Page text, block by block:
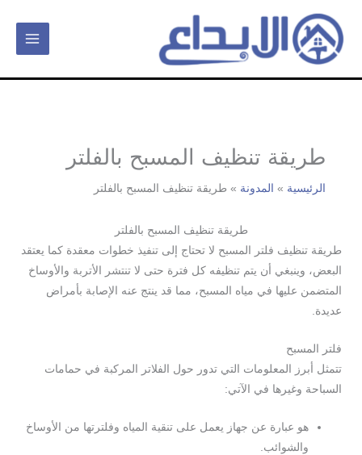
المحتوى
طريقة تنظيف المسبح بالفلتر
الرئيسية المدونة طريقة تنظيف المسبح بالفلتر
طريقة تنظيف المسبح بالفلتر
طريقة تنظيف فلتر المسبح لا تحتاج إلى تنفيذ خطوات معقدة كما يعتقد
البعض، وينبغي أن يتم تنظيفه كل فترة حتى لا تنتشر الأتربة والأوساخ
المتضمن عليها في مياه المسبح، مما قد ينتج عنه الإصابة بأمراض
عديدة.
فلتر المسبح
تتمثل أبرز المعلومات التي تدور حول الفلاتر المركبة في حمامات
السباحة وغيرها في الآتي:
هو عبارة عن جهاز يعمل على تنقية المياه وفلترتها من الأوساخ
والشوائب.